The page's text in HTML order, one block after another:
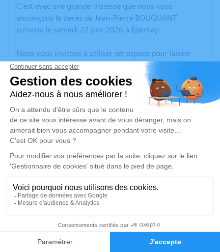
Faire-part Hommages
C’est avec une grande tristesse que nous vous
annonçons le décès de Jean-Pierre BOUQUANT
survenu le samedi 27 juin 2026 à Épernay.
Nous vous invitons à utiliser cet espace pour laisser
vos condoléances, partager des photos souvenirs, une
anecdote ou exprimer vos pensées à travers des
poèmes ou des textes. Cet endroit est un lieu
d'expression dédié à honorer la mémoire de Jean-
Pierre BOUQUANT.
Un service de plantation d’arbre hommage est
disponible ici
Crémation
Crématorium de Châlons-en-Champagne
route de Marson